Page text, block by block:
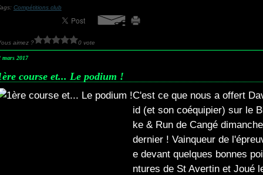
Compétitions club
aimez ? 0 vote
mars 2017
course et... Le podium !
C'est ce que nous a offert
id (et son coéquipier) sur le
ke & Run de Cangé dimanche
dernier ! Vainqueur de
e devant quelques bonnes poi
ntures de St Avertin et Joué